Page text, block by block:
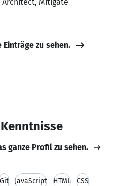
Einträge zu sehen.
ganze Profil zu sehen.
Git JavaScript HTML CSS